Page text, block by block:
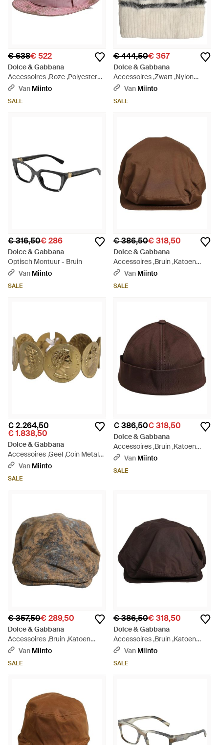
€ 638€ 522
Dolce & Gabbana
Accessoires ,Roze ,Polyester
Bucket Hat - Bruin
Van Miinto
SALE
€ 444,50€ 367
Dolce & Gabbana
Accessoires ,Zwart ,Nylon
Angora Gebreide Muts - Bruin
Van Miinto
SALE
€ 316,50€ 286
Dolce & Gabbana
Optisch Montuur - Bruin
Van Miinto
SALE
€ 386,50€ 318,50
Dolce & Gabbana
Accessoires ,Bruin ,Katoen
Newsboy Cap - Bruin
Van Miinto
SALE
€ 2.264,50
€ 1.838,50
Dolce & Gabbana
Accessoires ,Geel ,Coin Metal
Waist Cintura Belt - Bruin
Van Miinto
SALE
€ 386,50€ 318,50
Dolce & Gabbana
Accessoires ,Bruin ,Katoen
Docker Hoed - Bruin
Van Miinto
SALE
€ 357,50€ 289,50
Dolce & Gabbana
Accessoires ,Bruin ,Katoen
Newsboy Cap - Bruin
Van Miinto
SALE
€ 386,50€ 318,50
Dolce & Gabbana
Accessoires ,Bruin ,Katoen
Newsboy Cap - Bruin
Van Miinto
SALE